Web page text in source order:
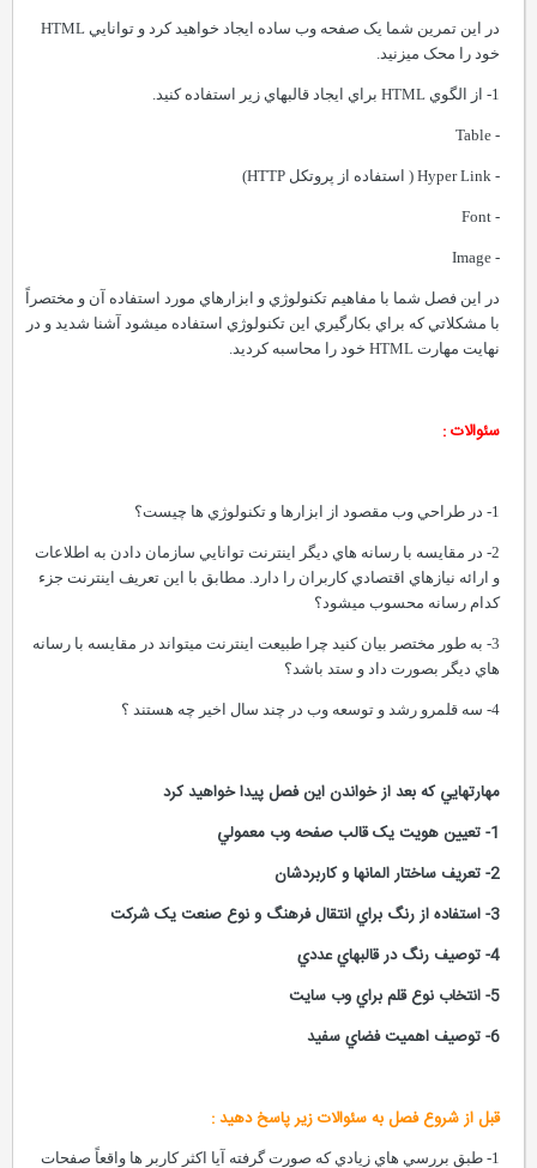
در اين تمرين شما يک صفحه وب ساده ايجاد خواهيد کرد و توانايي HTML
خود را محک ميزنيد.
در اين فصل شما با مفاهيم تکنولوژي و ابزارهاي مورد استفاده آن و مختصراً
با مشکلاتي که براي بکارگيري اين تکنولوژي استفاده ميشود آشنا شديد و در
نهايت مهارت HTML خود را محاسبه کرديد.
سئوالات :
2- در مقايسه با رسانه هاي ديگر اينترنت توانايي سازمان دادن به اطلاعات
و ارائه نيازهاي اقتصادي کاربران را دارد. مطابق با اين تعريف اينترنت جزء
کدام رسانه محسوب ميشود؟
3- به طور مختصر بيان کنيد چرا طبيعت اينترنت ميتواند در مقايسه با رسانه
هاي ديگر بصورت داد و ستد باشد؟
مهارتهايي که بعد از خواندن اين فصل پيدا خواهيد کرد
قبل از شروع فصل به سئوالات زير پاسخ دهيد :
1- طبق بررسي هاي زيادي که صورت گرفته آيا اکثر کاربر ها واقعاً صفحات